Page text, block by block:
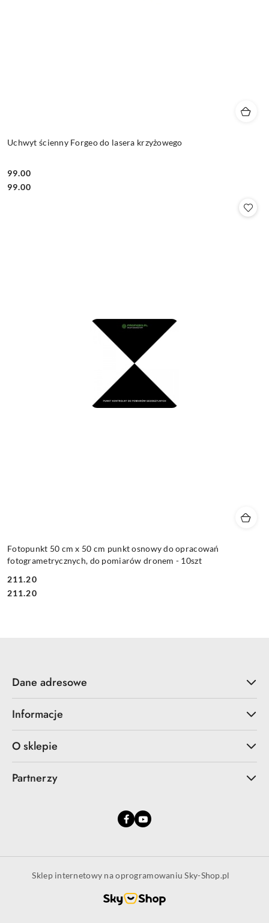
Uchwyt ścienny Forgeo do lasera krzyżowego
Cena:
99.00
Cena:
99.00
Fotopunkt 50 cm x 50 cm punkt osnowy do opracowań
fotogrametrycznych, do pomiarów dronem - 10szt
Cena:
211.20
Cena:
211.20
Dane adresowe
Informacje
O sklepie
Partnerzy
Sklep internetowy na oprogramowaniu Sky-Shop.pl